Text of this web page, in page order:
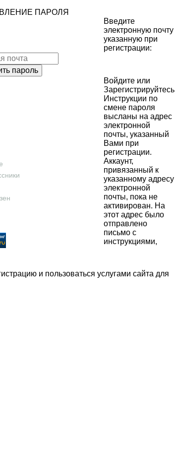
ПАРОЛЯ
Введите
электронную почту
указанную при
регистрации:
Войдите или
Зарегистрируйтесь
Инструкции по
смене пароля
высланы на адрес
электронной
почты, указанный
Вами при
регистрации.
Аккаунт,
привязанный к
указанному адресу
электронной
почты, пока не
активирован. На
этот адрес было
отправлено
письмо с
инструкциями,
и пользоваться услугами сайта для